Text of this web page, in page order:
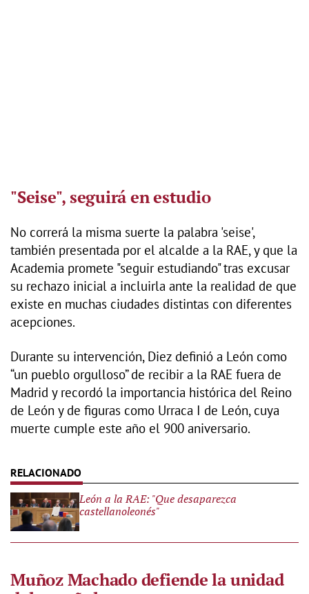
"Seise", seguirá en estudio
No correrá la misma suerte la palabra 'seise',
también presentada por el alcalde a la RAE, y que la
Academia promete "seguir estudiando" tras excusar
su rechazo inicial a incluirla ante la realidad de que
existe en muchas ciudades distintas con diferentes
acepciones.
Durante su intervención, Diez definió a León como
“un pueblo orgulloso” de recibir a la RAE fuera de
Madrid y recordó la importancia histórica del Reino
de León y de figuras como Urraca I de León, cuya
muerte cumple este año el 900 aniversario.
León a la RAE: "Que desaparezca
castellanoleonés"
Muñoz Machado defiende la unidad